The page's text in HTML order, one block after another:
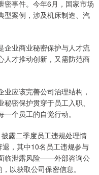
密事件。今年6月，国家市场
型案例，涉及机床制造、汽
企业商业秘密保护与人才流
才推动创新，又需防范商
应该完善公司治理结构，
密保护贯穿于员工入职、
个员工的自觉行动。
露二季度员工违规处理情
，其中10名员工违规参与
临泄露风险——外部咨询公
以获取公司保密信息。